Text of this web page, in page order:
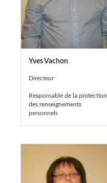
Yves Vachon
Directeur
Responsable de la protection
des renseignements
personnels